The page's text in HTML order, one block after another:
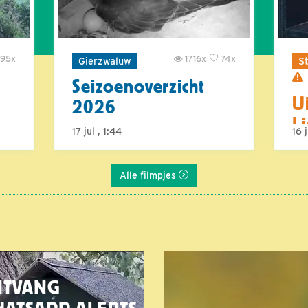
95x Gierzwaluw 74x
1716x
Seizoenoverzicht
2026
17 jul , 1:44 16
Alle filmpjes